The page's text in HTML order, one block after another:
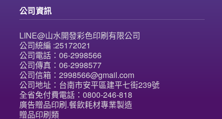
公司資訊
LINE@山水開發彩色印刷有限公司
公司統編 :25172021
公司電話：06-2998566
公司傳真：06-2998577
公司信箱：2998566@gmail.com
公司地址：台南市安平區建平七街239號
全省免付費電話：0800-246-818
廣告贈品印刷.餐飲耗材專業製造
贈品印刷類